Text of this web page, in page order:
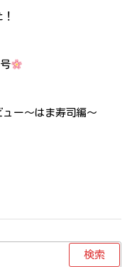
ュー～はま寿司編～